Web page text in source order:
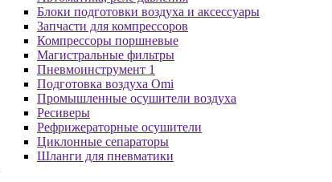
Блоки подготовки воздуха и аксессуары
Запчасти для компрессоров
Компрессоры поршневые
Магистральные фильтры
Пневмоинструмент 1
Подготовка воздуха Omi
Промышленные осушители воздуха
Ресиверы
Рефрижераторные осушители
Циклонные сепараторы
Шланги для пневматики